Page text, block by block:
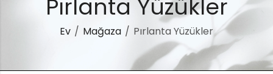
Pırlanta Yüzükler
Ev Mağaza Pırlanta Yüzükler